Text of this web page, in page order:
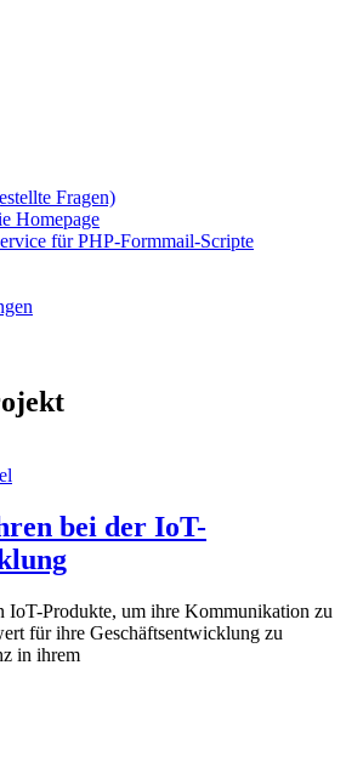
Fragen)
Homepage
für PHP-Formmail-Scripte
bei der IoT-
IoT-Produkte, um ihre Kommunikation zu
für ihre Geschäftsentwicklung zu
in ihrem